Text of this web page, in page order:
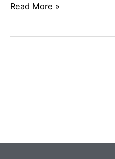
Read More »